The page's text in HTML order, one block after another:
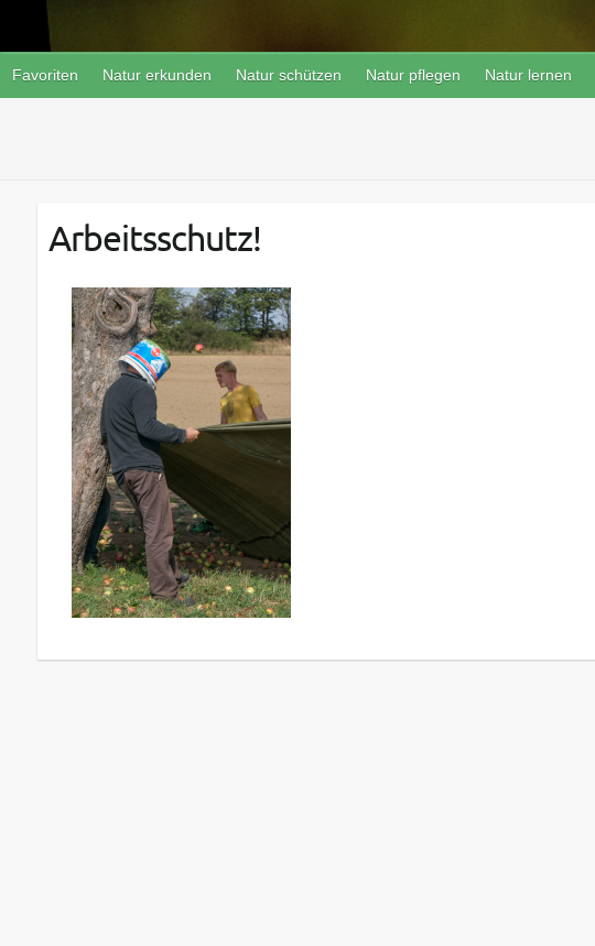
Favoriten Natur erkunden Natur schützen Natur pflegen Natur lernen
Arbeitsschutz!